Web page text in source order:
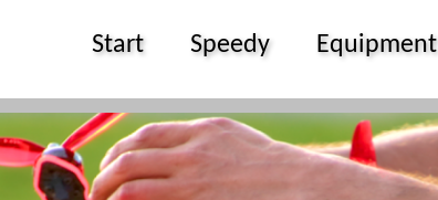
Start Speedy Equipment